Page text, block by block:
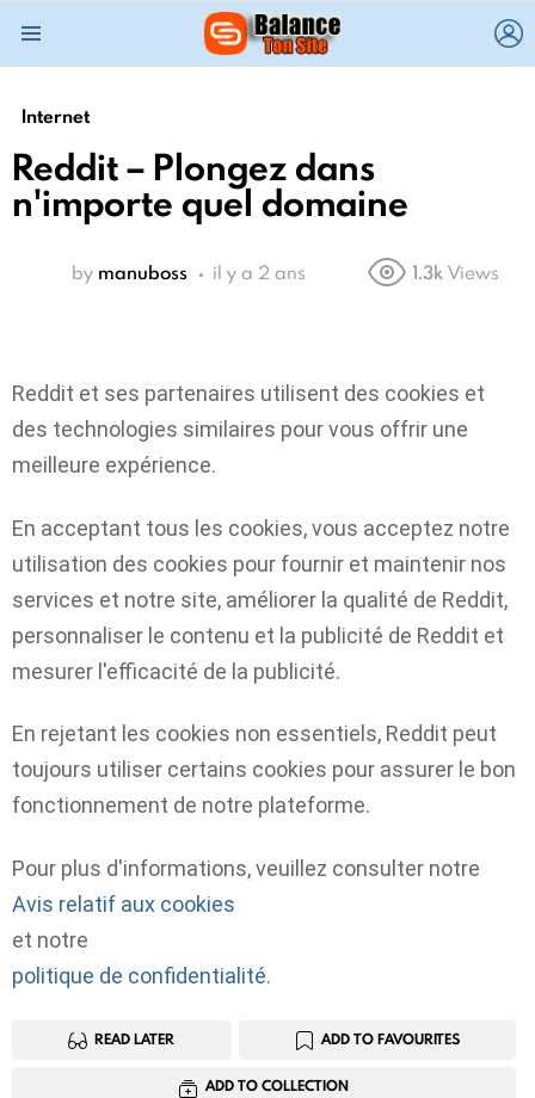
Internet
Reddit – Plongez dans
n'importe quel domaine
by manuboss il y a 2 ans 1.3k Views
Reddit et ses partenaires utilisent des cookies et
des technologies similaires pour vous offrir une
meilleure expérience.
En acceptant tous les cookies, vous acceptez notre
utilisation des cookies pour fournir et maintenir nos
services et notre site, améliorer la qualité de Reddit,
personnaliser le contenu et la publicité de Reddit et
mesurer l'efficacité de la publicité.
En rejetant les cookies non essentiels, Reddit peut
toujours utiliser certains cookies pour assurer le bon
fonctionnement de notre plateforme.
Pour plus d'informations, veuillez consulter notre
Avis relatif aux cookies
et notre
politique de confidentialité.
READ LATER ADD TO FAVOURITES
ADD TO COLLECTION